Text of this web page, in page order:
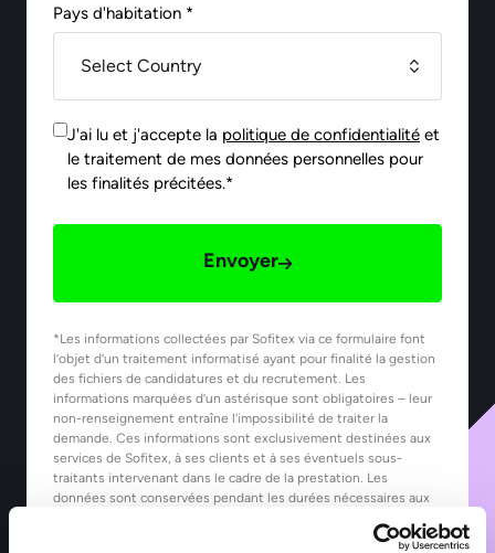
Pays d'habitation *
J'ai lu et j'accepte la politique de confidentialité et
le traitement de mes données personnelles pour
les finalités précitées.*
Envoyer
*Les informations collectées par Sofitex via ce formulaire font
l’objet d’un traitement informatisé ayant pour finalité la gestion
des fichiers de candidatures et du recrutement. Les
informations marquées d’un astérisque sont obligatoires – leur
non-renseignement entraîne l’impossibilité de traiter la
demande. Ces informations sont exclusivement destinées aux
services de Sofitex, à ses clients et à ses éventuels sous-
traitants intervenant dans le cadre de la prestation. Les
données sont conservées pendant les durées nécessaires aux